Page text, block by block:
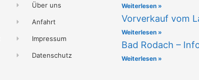
Über uns
Anfahrt
Impressum
Datenschutz
Weiterlesen »
Vorverkauf vom
Weiterlesen »
Bad Rodach –
Weiterlesen »